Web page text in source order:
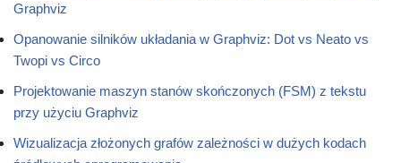
Graphviz
Opanowanie silników układania w Graphviz: Dot vs Neato vs
Twopi vs Circo
Projektowanie maszyn stanów skończonych (FSM) z tekstu
przy użyciu Graphviz
Wizualizacja złożonych grafów zależności w dużych kodach